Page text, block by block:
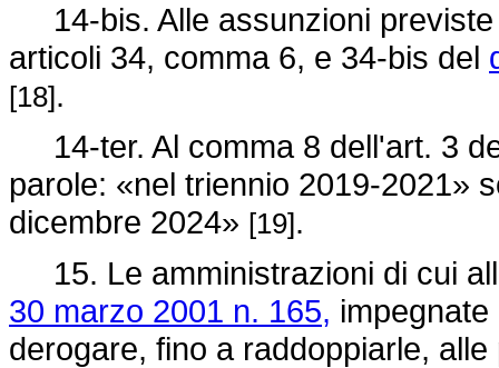
14-bis. Alle assunzioni previste
articoli 34, comma 6, e 34-bis del
[18].
14-ter. Al comma 8 dell'art. 3
parole: «nel triennio 2019-2021»
dicembre 2024» [19].
15. Le amministrazioni di cui
30 marzo 2001 n. 165,
derogare, fino a raddoppiarle,